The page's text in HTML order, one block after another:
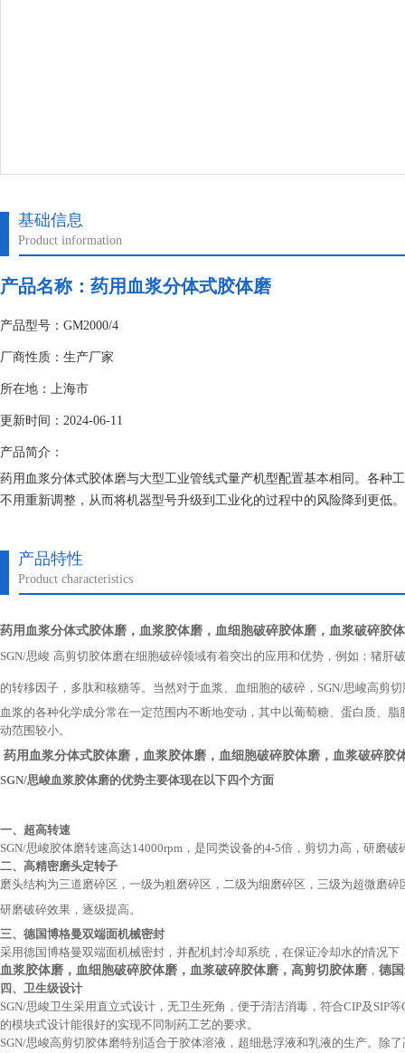
基础信息
Product information
产品名称：药用血浆分体式胶体磨
产品型号：GM2000/4
厂商性质：生产厂家
所在地：上海市
更新时间：2024-06-11
产品简介：
药用血浆分体式胶体磨与大型工业管线式量产机型配置基本相同。各种
不用重新调整，从而将机器型号升级到工业化的过程中的风险降到更低。
产品特性
Product characteristics
药用血浆分体式胶体磨 ，血浆胶体磨，血细胞破碎胶体磨，血浆破碎胶
SGN/思峻 高剪切胶体磨在细胞破碎领域有着突出的应用和优势，例如：猪肝
的转移因子，多肽和核糖等。当然对于血浆、血细胞的破碎， SGN/思峻高剪
血浆的各种化学成分常在一定范围内不断地变动，其中以葡萄糖、蛋白质、
动范围较小。
药用血浆分体式胶体磨 ，血浆胶体磨，血细胞破碎胶体磨，血浆破碎胶
SGN/思峻血浆胶体磨的优势主要体现在以下四个方面
一、超高转速
SGN/思峻胶体磨转速高达14000rpm ，是同类设备的4-5倍，剪切力高，研磨破
二、高精密磨头定转子
磨头结构为三道磨碎区，一级为粗磨碎区，二级为细磨碎区，三级为超微磨
研磨破碎效果，逐级提高。
三、德国博格曼双端面机械密封
采用德国博格曼双端面机械密封，并配机封冷却系统，在保证冷却水的情况下
血浆胶体磨，血细胞破碎胶体磨，血浆破碎胶体磨，高剪切胶体磨 ， 德
四、卫生级设计
SGN/思峻卫生采用直立式设计，无卫生死角，便于清洁消毒，符合CIP及 SIP等
的模块式设计能很好的实现不同制药工艺的要求。
SGN/思峻高剪切胶体磨特别适合于胶体溶液，超细悬浮液和乳液的生产。除